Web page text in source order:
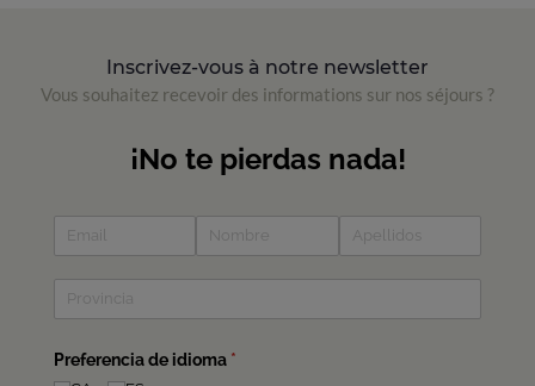
Inscrivez-vous à notre newsletter
Vous souhaitez recevoir des informations sur nos séjours ?